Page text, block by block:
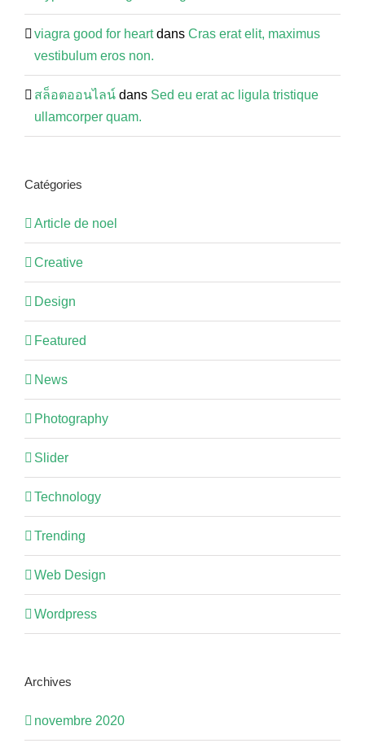
viagra good for heartdans Cras erat elit, maximus
vestibulum eros non.
สล็อตออนไลน์ dans Sed eu erat ac ligula tristique
ullamcorper quam.
Catégories
Article de noel
Creative
Design
Featured
News
Photography
Slider
Technology
Trending
Web Design
Wordpress
Archives
novembre 2020